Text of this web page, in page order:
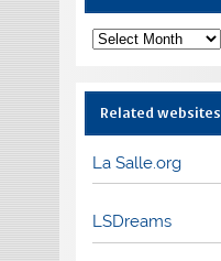
Archives
Related websites
La Salle.org
LSDreams